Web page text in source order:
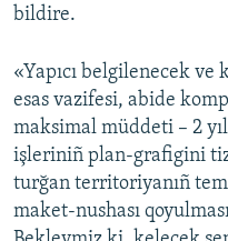
bildire.
«Yapıcı belgilenecek ve
esas vazifesi, abide
maksimal müddeti – 2
işleriniñ plan-grafigini
turğan territoriyanıñ
maket-nushası